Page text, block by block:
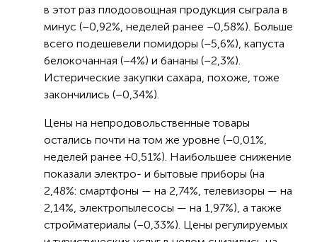
в этот раз плодоовощная продукция сыграла в
минус (–0,92%, неделей ранее –0,58%). Больше
всего подешевели помидоры (–5,6%), капуста
белокочанная (–4%) и бананы (–2,3%).
Истерические закупки сахара, похоже, тоже
закончились (–0,34%).
Цены на непродовольственные товары
остались почти на том же уровне (–0,01%,
неделей ранее +0,51%). Наибольшее снижение
показали электро- и бытовые приборы (на
2,48%: смартфоны — на 2,74%, телевизоры — на
2,14%, электропылесосы — на 1,97%), а также
стройматериалы (–0,33%). Цены регулируемых